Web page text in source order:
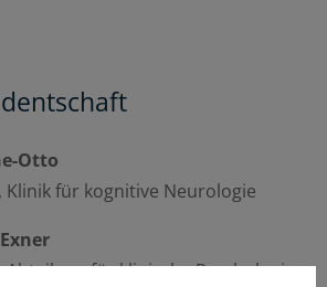
Otto
Klinik für kognitive Neurologie
Abteilung für klinische Psychologie